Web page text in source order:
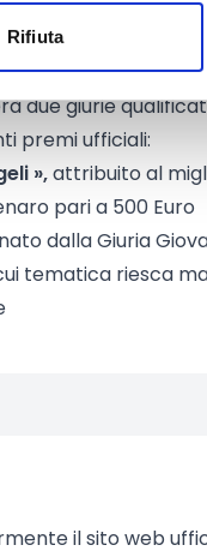
Rifiuta
due giurie
premi ufficiali:
»,attribuito al
pari a 500 Euro
dalla Giuria
tematica riesca
il sito web